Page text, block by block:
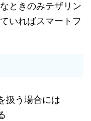
ときのみテザリン
いればスマートフ
扱う場合には